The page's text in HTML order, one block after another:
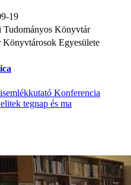
19
Tudományos Könyvtár
Egyesülete
Konferencia
tegnap és ma